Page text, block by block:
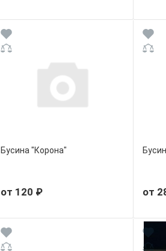
Бусина "Корона"
от 120 ₽ от